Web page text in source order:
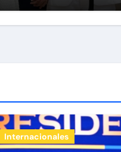
Internacionales